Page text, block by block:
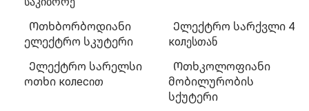
Ოთხბორბოდიანი
ელექტრო სკუტერი
Ელექტრო სარქვლი 4
колესთან
Ელექტრო სარელსი
ოთხი колесით
Ოთხკოლოფიანი
მობილურობის
სქუტერი